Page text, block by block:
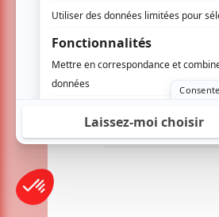
Vous devez
Connectez-